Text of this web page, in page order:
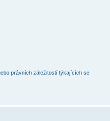
právních záležitostí týkajících se